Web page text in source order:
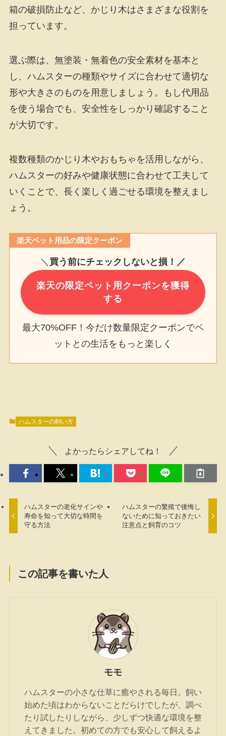
箱の破損防止など、かじり木はさまざまな役割を
担っています。
選ぶ際は、無塗装・無着色の安全素材を基本と
し、ハムスターの種類やサイズに合わせて適切な
形や大きさのものを用意しましょう。もし代用品
を使う場合でも、安全性をしっかり確認すること
が大切です。
複数種類のかじり木やおもちゃを活用しながら、
ハムスターの好みや健康状態に合わせて工夫して
いくことで、長く楽しく過ごせる環境を整えまし
ょう。
楽天ペット用品の限定クーポン
＼ 買う前にチェックしないと損！／
楽天の限定ペット用クーポンを獲得
する
最大70%OFF！今だけ数量限定クーポンでペ
ットとの生活をもっと楽しく
ハムスターの飼い方
よかったらシェアしてね！
ハムスターの老化サインや
寿命を知って大切な時間を
守る方法
ハムスターの繁殖で後悔し
ないために知っておきたい
注意点と飼育のコツ
この記事を書いた人
モモ
ハムスターの小さな仕草に癒やされる毎日。飼い
始めた頃はわからないことだらけでしたが、調べ
たり試したりしながら、少しずつ快適な環境を整
えてきました。初めての方でも安心して飼えるよ